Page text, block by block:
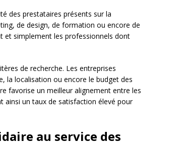
des prestataires présents sur la
de design, de formation ou encore de
et simplement les professionnels dont
de recherche. Les entreprises
la localisation ou encore le budget des
favorise un meilleur alignement entre les
ainsi un taux de satisfaction élevé pour
au service des